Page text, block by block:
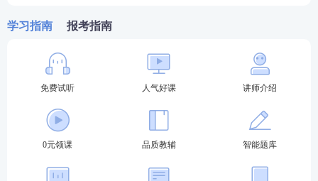
(二)甲类、乙类传染病传染期、精神疾病发病期等健
(三)受到刑事处罚，自刑罚执行完毕之日到申请注册
之日不满三年的;
(四)未按规定完成继续教育学习的;
学习指南 报考指南
免费试听 人气好课 讲师介绍
0元领课 品质教辅 智能题库